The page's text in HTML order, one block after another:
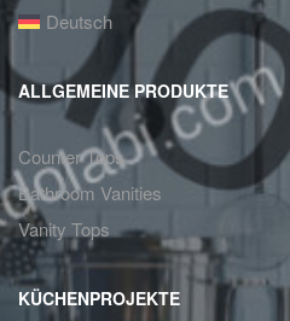
Deutsch
ALLGEMEINE PRODUKTE
Counter Tops
Bathroom Vanities
Vanity Tops
KÜCHENPROJEKTE